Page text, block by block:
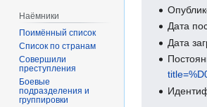
Дата
Дата
Наёмники
Поимённый список
Список по странам
Совершили
преступления
Боевые
подразделения и
группировки